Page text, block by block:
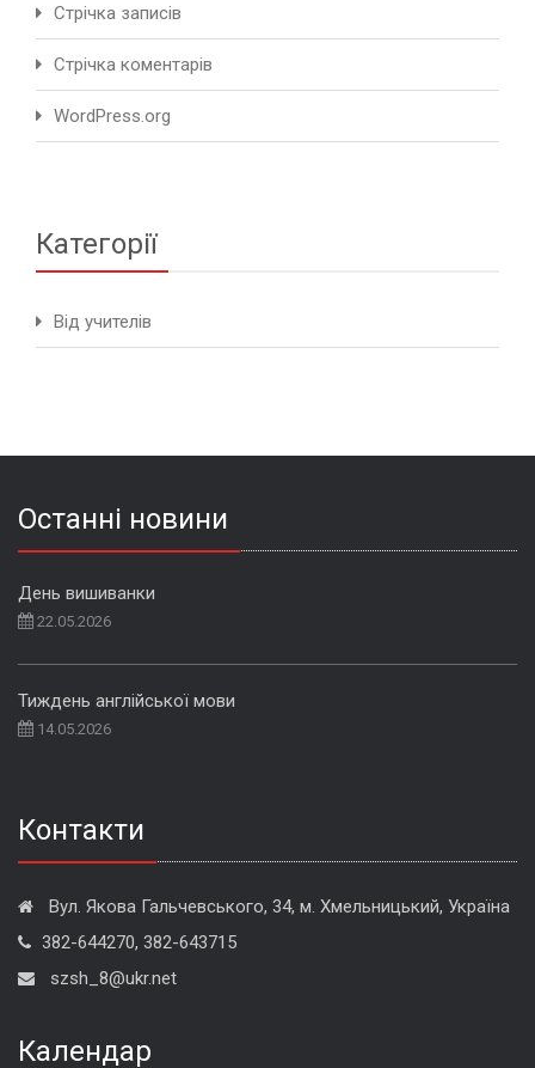
Стрічка записів
Стрічка коментарів
WordPress.org
Категорії
Від учителів
Останні новини
День вишиванки
22.05.2026
Тиждень англійської мови
14.05.2026
Контакти
Вул. Якова Гальчевського, 34, м. Хмельницький, Україна
382-644270, 382-643715
szsh_8@ukr.net
Календар